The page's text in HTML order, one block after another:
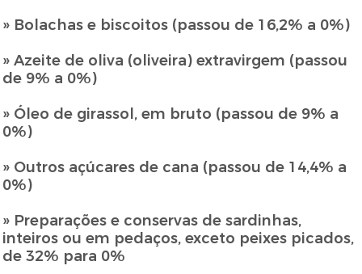
» Bolachas e biscoitos (passou de 16,2% a 0%)
» Azeite de oliva (oliveira) extravirgem (passou
de 9% a 0%)
» Óleo de girassol, em bruto (passou de 9% a
0%)
» Outros açúcares de cana (passou de 14,4% a
0%)
» Preparações e conservas de sardinhas,
inteiros ou em pedaços, exceto peixes picados,
de 32% para 0%